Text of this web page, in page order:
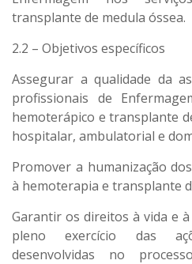
transplante de medula óssea.
2.2 – Objetivos específicos
Assegurar a qualidade da
profissionais de
hemoterápico e transplante
hospitalar, ambulatorial e
Promover a humanização
à hemoterapia e transplante
Garantir os direitos à vida e
pleno exercício das
desenvolvidas no